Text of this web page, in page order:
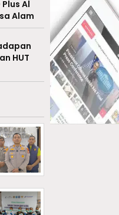
Al
Alam
HUT